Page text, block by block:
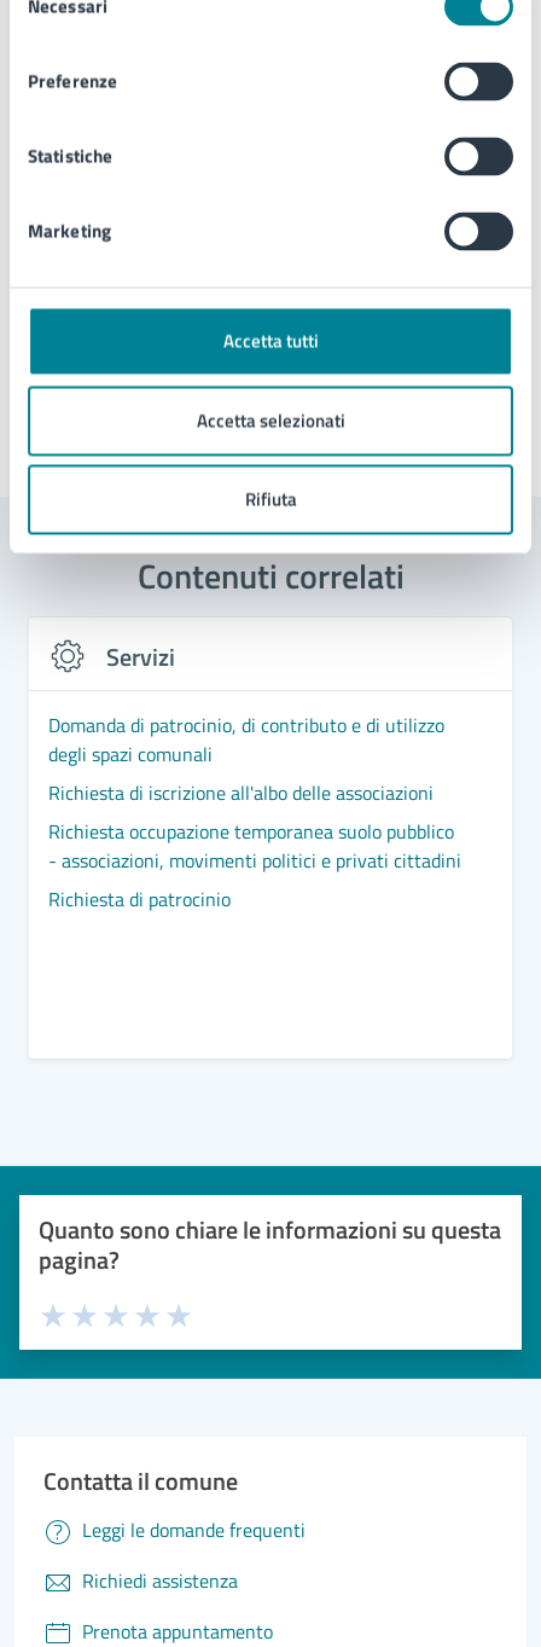
delNecessari
Preferenze
Statistiche
Marketing
Accetta tutti
Accetta selezionati
Rifiuta
Biblioteca e cultura
Telefono:
E-mail:
: Lettura (pubblica)
Ultimo aggiornamento:17/11/2025, 09:55
Contenuti correlati
Servizi
Domanda di patrocinio, di contributo e di utilizzo
degli spazi comunali
Richiesta di iscrizione all'albo delle associazioni
Richiesta occupazione temporanea suolo pubblico
- associazioni, movimenti politici e privati cittadini
Richiesta di patrocinio
Quanto sono chiare le informazioni su questa
pagina?
Valuta 5 stelle su 5
Valuta 4 stelle su 5
Valuta 3 stelle su 5
Valuta 2 stelle su 5
Valuta 1 stelle su 5
Contatta il comune
Leggi le domande frequenti
Richiedi assistenza
Prenota appuntamento